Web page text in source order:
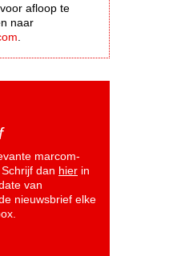
afloop te
naar
marcom-
dan hier in
van
nieuwsbrief elke